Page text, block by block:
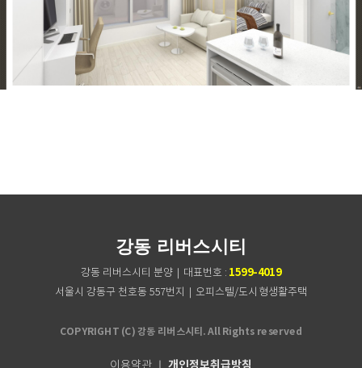
강동 리버스시티
강동 리버스시티 분양｜대표번호 : 1599-4019
서울시 강동구 천호동 557번지｜오피스텔/도시형생활주택
COPYRIGHT (C) 강동 리버스시티. All Rights reserved
이용약관 개인정보취급방침